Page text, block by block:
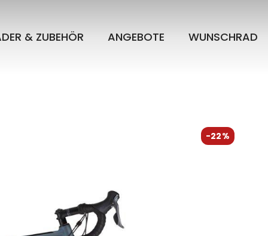
& ZUBEHÖR ANGEBOTE WUNSCHRAD
-22%